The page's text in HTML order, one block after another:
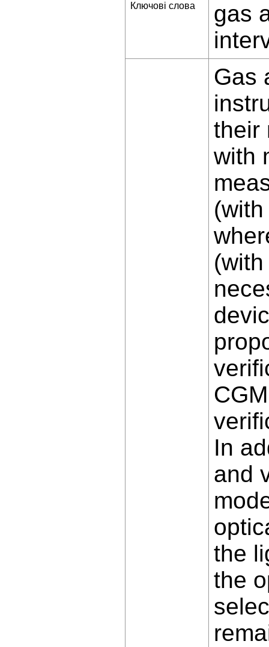
Ключові слова
gas
Gas
their
with
In
and
the
the